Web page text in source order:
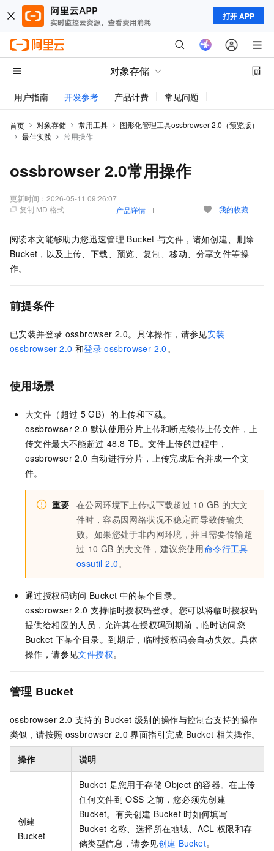
打开 APP
对象存储
用户指南 开发参考 产品计费 常见问题
首页 对象存储 常用工具
图形化管理工具ossbrowser 2.0（预览版）
最佳实践
常用操作
ossbrowser 2.0常用操作
更新时间： 2026-05-11 09:26:07
复制 MD 格式
产品详情 我的收藏
阅读本文能够助力您迅速管理 Bucket 与文件，诸如创建、删除
Bucket，以及上传、下载、预览、复制、移动、分享文件等操
作。
前提条件
已安装并登录 ossbrowser 2.0。具体操作，请参见安装
ossbrowser 2.0 和登录 ossbrowser 2.0。
使用场景
大文件（超过 5 GB）的上传和下载。
ossbrowser 2.0 默认使用分片上传和断点续传上传文件，上
传文件最大不能超过 48.8 TB。文件上传的过程中，
ossbrowser 2.0 自动进行分片，上传完成后合并成一个文
件。
重要 在公网环境下上传或下载超过 10 GB 的大文
件时，容易因网络状况不稳定而导致传输失
败。如果您处于非内网环境，并且需要传输超
过 10 GB 的大文件，建议您使用命令行工具
ossutil 2.0。
通过授权码访问 Bucket 中的某个目录。
ossbrowser 2.0 支持临时授权码登录。您可以将临时授权码
提供给相应的人员，允许其在授权码到期前，临时访问您
Bucket 下某个目录。到期后，临时授权码会自动失效。具体
操作，请参见文件授权。
管理 Bucket
ossbrowser 2.0 支持的 Bucket 级别的操作与控制台支持的操作
类似，请按照 ossbrowser 2.0 界面指引完成 Bucket 相关操作。
操作 说明
创建
Bucket
Bucket 是您用于存储 Object 的容器。在上传
任何文件到 OSS 之前，您必须先创建
Bucket。有关创建 Bucket 时如何填写
Bucket 名称、选择所在地域、ACL 权限和存
储类型信息，请参见创建 Bucket。